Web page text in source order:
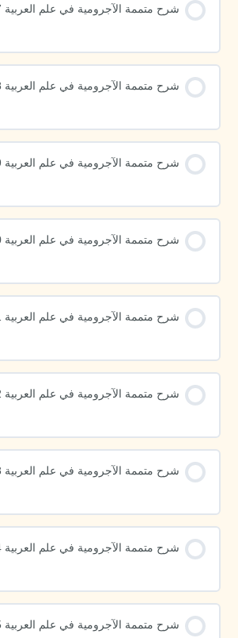
شرح متممة الآجرومية في علم العربية 27
شرح متممة الآجرومية في علم العربية 28
شرح متممة الآجرومية في علم العربية 29
شرح متممة الآجرومية في علم العربية 30
شرح متممة الآجرومية في علم العربية 31
شرح متممة الآجرومية في علم العربية 32
شرح متممة الآجرومية في علم العربية 33
شرح متممة الآجرومية في علم العربية 34
شرح متممة الآجرومية في علم العربية 35